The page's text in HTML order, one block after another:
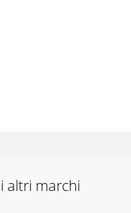
altri marchi